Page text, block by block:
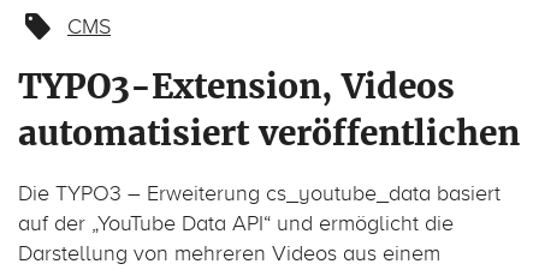
CMS
TYPO3-Extension, Videos
automatisiert veröffentlichen
Die TYPO3 – Erweiterung cs_youtube_data basiert
auf der „YouTube Data API“ und ermöglicht die
Darstellung von mehreren Videos aus einem